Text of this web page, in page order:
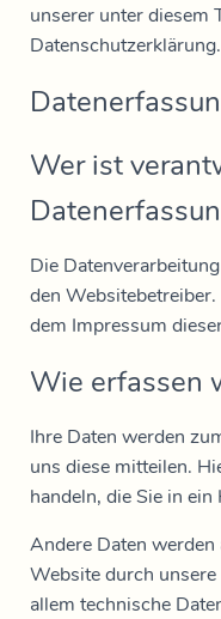
unserer unter diesem
Datenschutzerklärung.
Wer ist
Die
den
dem Impressum
Wie erfassen
Ihre Daten werden
uns diese mitteilen.
handeln, die Sie in
Andere Daten
Website durch
allem technische